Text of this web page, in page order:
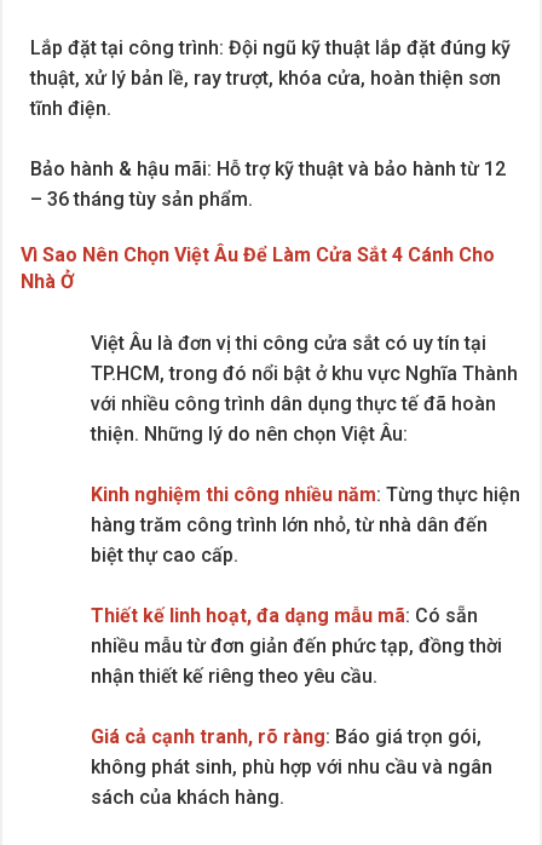
Lắp đặt tại công trình: Đội ngũ kỹ thuật lắp đặt đúng kỹ
thuật, xử lý bản lề, ray trượt, khóa cửa, hoàn thiện sơn
tĩnh điện.
Bảo hành & hậu mãi: Hỗ trợ kỹ thuật và bảo hành từ 12
– 36 tháng tùy sản phẩm.
Vì Sao Nên Chọn Việt Âu Để Làm Cửa Sắt 4 Cánh Cho
Nhà Ở
Việt Âu là đơn vị thi công cửa sắt có uy tín tại
TP.HCM, trong đó nổi bật ở khu vực Nghĩa Thành
với nhiều công trình dân dụng thực tế đã hoàn
thiện. Những lý do nên chọn Việt Âu:
Kinh nghiệm thi công nhiều năm: Từng thực hiện
hàng trăm công trình lớn nhỏ, từ nhà dân đến
biệt thự cao cấp.
Thiết kế linh hoạt, đa dạng mẫu mã: Có sẵn
nhiều mẫu từ đơn giản đến phức tạp, đồng thời
nhận thiết kế riêng theo yêu cầu.
Giá cả cạnh tranh, rõ ràng: Báo giá trọn gói,
không phát sinh, phù hợp với nhu cầu và ngân
sách của khách hàng.